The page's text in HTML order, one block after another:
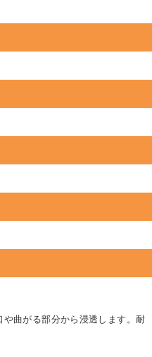
曲がる部分から浸透します。耐